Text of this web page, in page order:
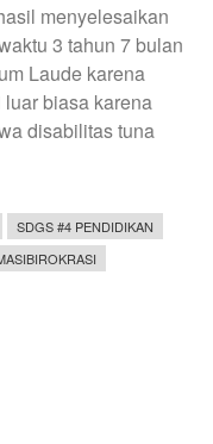
menyelesaikan
3 tahun 7 bulan
Laude karena
biasa karena
disabilitas tuna
SDGS #4 PENDIDIKAN